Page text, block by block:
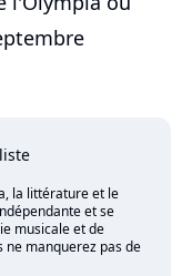
la littérature et le
et se
musicale et de
ne manquerez pas de